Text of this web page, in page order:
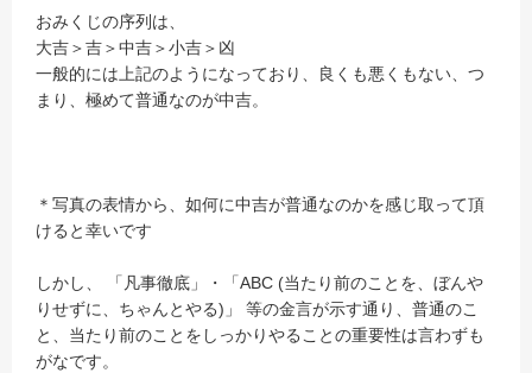
おみくじの序列は、
大吉＞吉＞中吉＞小吉＞凶
一般的には上記のようになっており、良くも悪くもない、つ
まり、極めて普通なのが中吉。
＊写真の表情から、如何に中吉が普通なのかを感じ取って頂
けると幸いです
しかし、 「凡事徹底」・「ABC (当たり前のことを、ぼんや
りせずに、ちゃんとやる)」 等の金言が示す通り、普通のこ
と、当たり前のことをしっかりやることの重要性は言わずも
がなです。